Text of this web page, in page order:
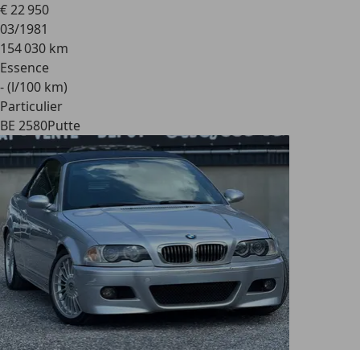
€ 22 950
03/1981
154 030 km
Essence
- (l/100 km)
Particulier
BE 2580Putte